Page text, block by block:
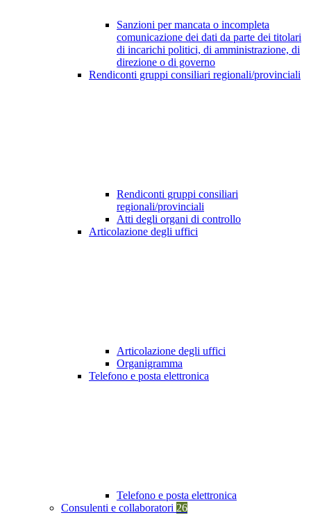
Sanzioni per mancata o incompleta
comunicazione dei dati da parte dei titolari
di incarichi politici, di amministrazione, di
direzione o di governo
Rendiconti gruppi consiliari regionali/provinciali
Rendiconti gruppi consiliari
regionali/provinciali
Atti degli organi di controllo
Articolazione degli uffici
Articolazione degli uffici
Organigramma
Telefono e posta elettronica
Telefono e posta elettronica
Consulenti e collaboratori 26